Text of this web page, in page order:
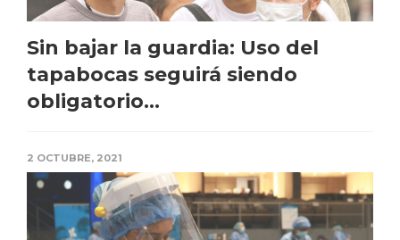
Sin bajar la guardia: Uso del
tapabocas seguirá siendo
obligatorio...
2 OCTUBRE, 2021